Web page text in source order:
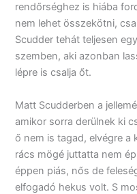
rendőrséghez is hiába
nem lehet összekötni,
Scudder tehát teljesen
szemben, aki azonban
lépre is csalja őt.
Matt Scudderben a
amikor sorra derülnek ki
ő nem is tagad, elvégre a
rács mögé juttatta nem
éppen piás, nős de
elfogadó hekus volt. S